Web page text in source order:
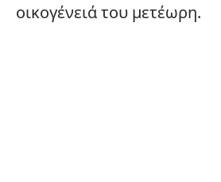
οικογένειά του μετέωρη.